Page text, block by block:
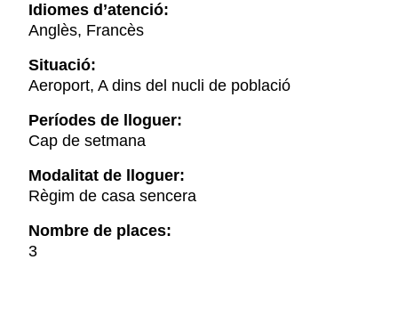
Idiomes d’atenció:
Anglès, Francès
Situació:
Aeroport, A dins del nucli de població
Períodes de lloguer:
Cap de setmana
Modalitat de lloguer:
Règim de casa sencera
Nombre de places:
3